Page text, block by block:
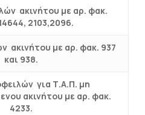
ακινήτου με αρ. φακ.
2103,2096.
ακινήτου με αρ. φακ. 937
και 938.
για Τ.Α.Π. μη
ακινήτου με αρ. φακ.
4233.